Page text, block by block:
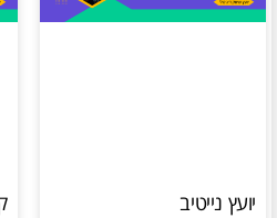
יועץ נייטיב